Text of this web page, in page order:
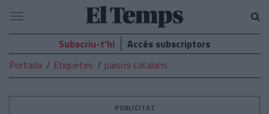
El
Temps
Navegació
Subscriu-t’hi
Accés subscriptors
Portada
Etiquetes paisos catalans
PUBLICITAT